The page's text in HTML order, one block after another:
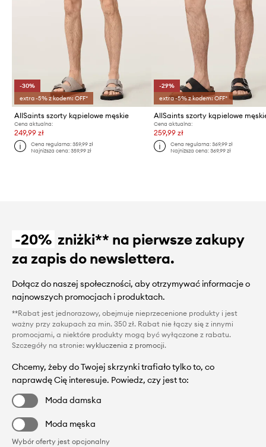
-30%
extra -5% z kodem: OFF*
AllSaints szorty kąpielowe męskie
Cena aktualna:
249,99 zł
Cena regularna:359,99 zł
Najniższa cena:359,99 zł
-29%
extra -5% z kodem: OFF*
Cena aktualna:
259,99 zł
Cena regularna: 369,99 zł
Najniższa cena: 369,99 zł
-20% zniżki** na pierwsze zakupy
za zapis do newslettera.
Dołącz do naszej społeczności, aby otrzymywać informacje o
najnowszych promocjach i produktach.
**Rabat jest jednorazowy, obejmuje nieprzecenione produkty i jest
ważny przy zakupach za min. 350 zł. Rabat nie łączy się z innymi
promocjami, a niektóre produkty mogą być wyłączone z rabatu.
Szczegóły na stronie: wykluczenia z promocji.
Chcemy, żeby do Twojej skrzynki trafiało tylko to, co
naprawdę Cię interesuje. Powiedz, czy jest to:
Moda damska
Moda męska
Wybór oferty jest opcjonalny